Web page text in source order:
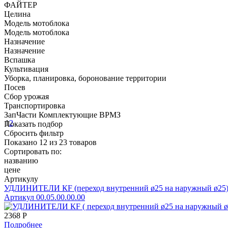
ФАЙТЕР
Целина
Модель мотоблока
Модель мотоблока
Назначение
Назначение
Вспашка
Культивация
Уборка, планировка, боронование территории
Посев
Сбор урожая
Транспортировка
ЗапЧасти Комплектующие ВРМЗ
Показать подбор
Сбросить фильтр
12
Показано 12 из 23 товаров
Сортировать по:
названию
цене
Артикулу
УДЛИНИТЕЛИ КF (переход внутренний ø25 на наружный
Артикул 00.05.00.00.00
2368 Р
Подробнее